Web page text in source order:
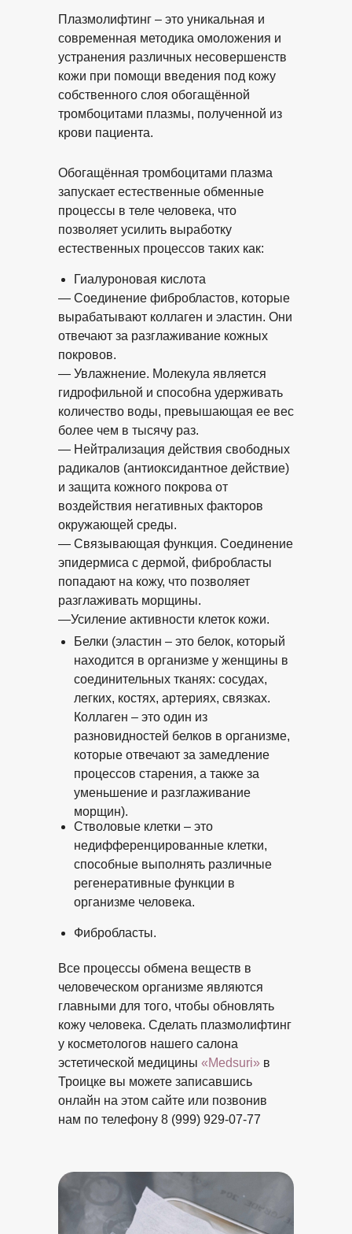
Плазмолифтинг – это уникальная и
современная методика омоложения и
устранения различных несовершенств
кожи при помощи введения под кожу
собственного слоя обогащённой
тромбоцитами плазмы, полученной из
крови пациента.
Обогащённая тромбоцитами плазма
запускает естественные обменные
процессы в теле человека, что
позволяет усилить выработку
естественных процессов таких как:
Белки (эластин – это белок, который
находится в организме у женщины в
соединительных тканях: сосудах,
легких, костях, артериях, связках.
Коллаген – это один из
разновидностей белков в организме,
которые отвечают за замедление
процессов старения, а также за
уменьшение и разглаживание
морщин).
Стволовые клетки – это
недифференцированные клетки,
способные выполнять различные
регенеративные функции в
организме человека.
Гиалуроновая кислота
— Соединение фибробластов, которые
вырабатывают коллаген и эластин. Они
отвечают за разглаживание кожных
покровов.
— Увлажнение. Молекула является
гидрофильной и способна удерживать
количество воды, превышающая ее вес
более чем в тысячу раз.
— Нейтрализация действия свободных
радикалов (антиоксидантное действие)
и защита кожного покрова от
воздействия негативных факторов
окружающей среды.
— Связывающая функция. Соединение
эпидермиса с дермой, фибробласты
попадают на кожу, что позволяет
разглаживать морщины.
—Усиление активности клеток кожи.
Фибробласты.
Все процессы обмена веществ в
человеческом организме являются
главными для того, чтобы обновлять
кожу человека. Сделать плазмолифтинг
у косметологов нашего салона
эстетической медицины «Medsuri» в
Троицке вы можете записавшись
онлайн на этом сайте или позвонив
нам по телефону 8 (999) 929-07-77